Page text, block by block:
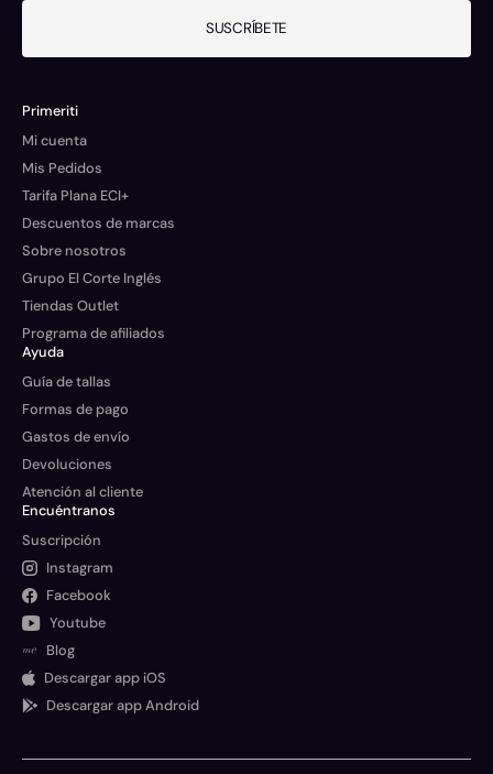
SUSCRÍBETE
Primeriti
Mi cuenta
Mis Pedidos
Tarifa Plana ECI+
Descuentos de marcas
Sobre nosotros
Grupo El Corte Inglés
Tiendas Outlet
Programa de afiliados
Ayuda
Guía de tallas
Formas de pago
Gastos de envío
Devoluciones
Atención al cliente
Encuéntranos
Suscripción
Instagram
Facebook
Youtube
Blog
Descargar app iOS
Descargar app Android